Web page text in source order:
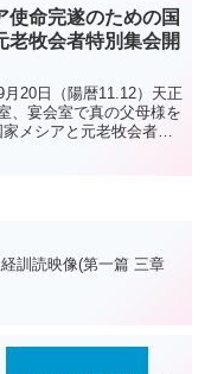
使命完遂のための国
老牧会者特別集会開
20日（陽暦11.12）天正
、宴会室で真の父母様を
メシアと元老牧会者特
訓読映像(第一篇 三章